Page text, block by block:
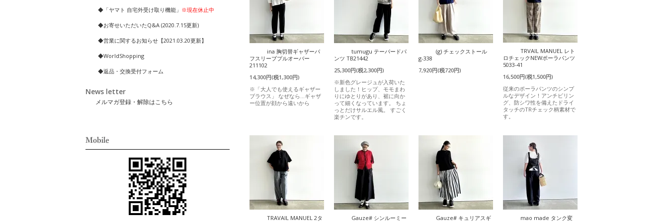
◆「ヤマト 自宅外受け取り機能」 ※現在休止中
◆お寄せいただいたQ&A (2020.7.15更新)
◆営業に関するお知らせ【2021.03.20更新】
◆WorldShopping
◆返品・交換受付フォーム
News letter
メルマガ登録・解除はこちら
ina 胸切替ギャザーパ
フスリーブプルオーバー
211102
14,300円(税1,300円)
※「大人でも使えるギャザー
ブラウス」 なぜなら…ギャザ
ー位置が顔から遠いから
tumugu テーパードパ
ンツ TB21442
25,300円(税2,300円)
※新色グレージュが入荷いた
しました！ヒップ、モモまわ
りにゆとりがあり、裾に向か
って細くなっています。 ちょ
っとだけサルエル風。 すごく
楽チンです。
(g) チェックストール
g-338
7,920円(税720円)
TRVAIL MANUEL レト
ロチェックNEWポーラパンツ
5033-41
16,500円(税1,500円)
従来のポーラパンツのシンプ
ルなデザイン！アンチピリン
グ、防シワ性を備えたドライ
タッチのTRチェック柄素材で
す。
TRAVAIL MANUEL 2タ
Gauze# シンルーミー
Gauze# キュリアスギ
mao made タンク変